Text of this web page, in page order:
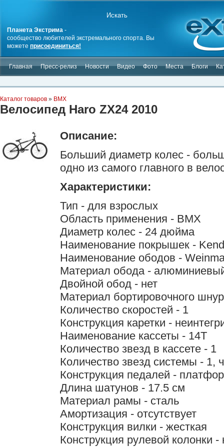
Планета Экстрима -
сообщество любителей экстремального спорта. Вы
можете присоединиться!
Главная Пресс-релиз Новости Видео Фото Места Блоги
Каталог товаров » BMX
Велосипед Haro ZX24 2010
Описание:
Больший диаметр колес -
одно из самого главного в
Характеристики:
Тип - для взрослых
Область применения - BMX
Диаметр колес - 24 дюйма
Наименование покрышек -
Наименование ободов -
Материал обода -
Двойной обод - нет
Материал бортировочного
Количество скоростей - 1
Конструкция каретки -
Наименование кассеты - 14T
Количество звезд в кассете - 1
Количество звезд системы - 1,
Конструкция педалей -
Длина шатунов - 17.5 см
Материал рамы - сталь
Амортизация - отсутствует
Конструкция вилки - жесткая
Конструкция рулевой колонки -